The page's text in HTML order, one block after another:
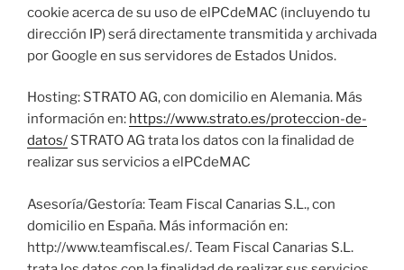
cookie acerca de su uso de elPCdeMAC (incluyendo tu
dirección IP) será directamente transmitida y archivada
por Google en sus servidores de Estados Unidos.
Hosting: STRATO AG, con domicilio en Alemania. Más
información en: https://www.strato.es/proteccion-de-
datos/ STRATO AG trata los datos con la finalidad de
realizar sus servicios a elPCdeMAC
Asesoría/Gestoría: Team Fiscal Canarias S.L., con
domicilio en España. Más información en:
http://www.teamfiscal.es/. Team Fiscal Canarias S.L.